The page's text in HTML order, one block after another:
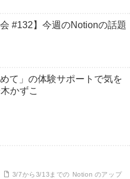
会 #132】今週のNotionの話題
て」の体験サポートで気を
かずこ
3/7から3/13までの Notion のアップ